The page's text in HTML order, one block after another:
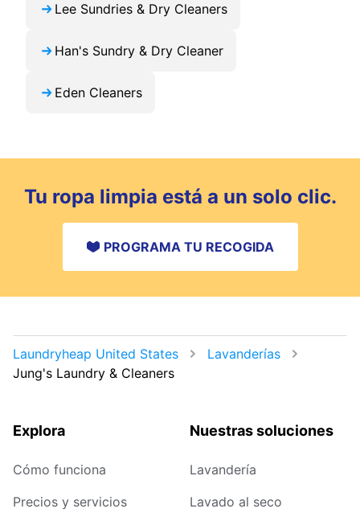
Lee Sundries & Dry Cleaners
Han's Sundry & Dry Cleaner
Eden Cleaners
Tu ropa limpia está a un solo clic.
PROGRAMA TU RECOGIDA
Laundryheap United States
Lavanderías
Jung's Laundry & Cleaners
Explora
Cómo funciona
Precios y servicios
Nuestras soluciones
Lavandería
Lavado al seco